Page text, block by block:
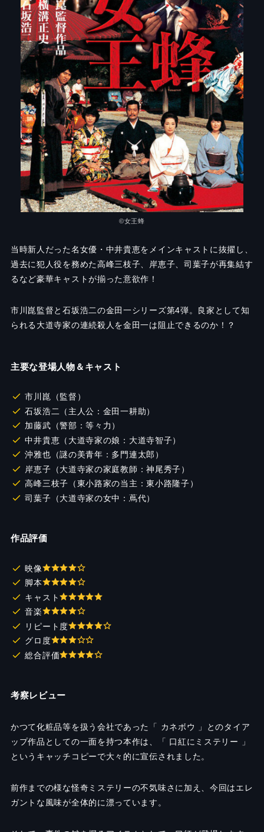
©︎女王蜂
当時新人だった名女優・中井貴恵をメインキャストに抜擢し、
過去に犯人役を務めた高峰三枝子、岸恵子、司葉子が再集結す
るなど豪華キャストが揃った意欲作！
市川崑監督と石坂浩二の金田一シリーズ第4弾。良家として知
られる大道寺家の連続殺人を金田一は阻止できるのか！？
主要な登場人物＆キャスト
市川崑（監督）
石坂浩二（主人公：金田一耕助）
加藤武（警部：等々力）
中井貴恵（大道寺家の娘：大道寺智子）
沖雅也（謎の美青年：多門連太郎）
岸恵子（大道寺家の家庭教師：神尾秀子）
高峰三枝子（東小路家の当主：東小路隆子）
司葉子（大道寺家の女中：蔦代）
作品評価
映像
脚本
キャスト
音楽
リピート度
グロ度
総合評価
考察レビュー
かつて化粧品等を扱う会社であった「 カネボウ 」とのタイア
ップ作品としての一面を持つ本作は、「 口紅にミステリー 」
というキャッチコピーで大々的に宣伝されました。
前作までの様な怪奇ミステリーの不気味さに加え、今回はエレ
ガントな風味が全体的に漂っています。